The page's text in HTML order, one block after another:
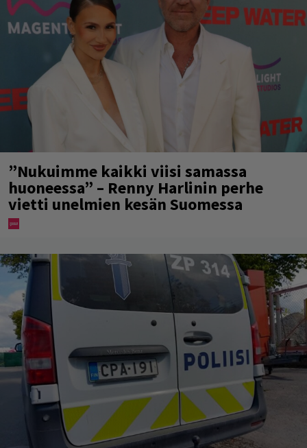
”Nukuimme kaikki viisi samassa
huoneessa” – Renny Harlinin perhe
vietti unelmien kesän Suomessa